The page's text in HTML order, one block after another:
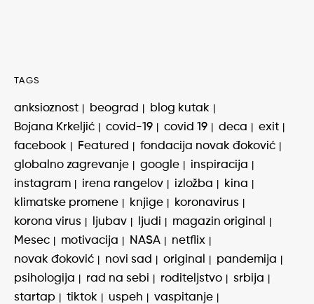
TAGS
anksioznost beograd
blog kutak
Bojana Krkeljić
covid-19 covid 19 deca
exit
facebook
Featured
fondacija novak đoković
globalno zagrevanje
google
inspiracija
instagram
irena rangelov izložba
kina
klimatske promene
knjige
koronavirus
korona virus
ljubav ljudi
magazin original
Mesec
motivacija NASA
netflix
novak đoković
novi sad original
pandemija
psihologija
rad na sebi roditeljstvo
srbija
startap
tiktok uspeh
vaspitanje